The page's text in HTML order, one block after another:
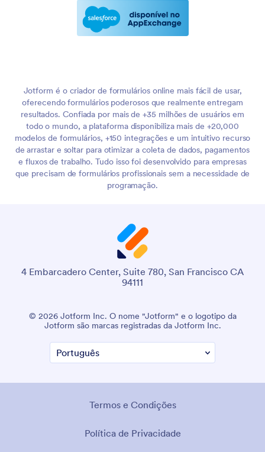
Jotform é o criador de formulários online mais fácil de usar,
oferecendo formulários poderosos que realmente entregam
resultados. Confiada por mais de +35 milhões de usuários em
todo o mundo, a plataforma disponibiliza mais de +20,000
modelos de formulários, +150 integrações e um intuitivo recurso
de arrastar e soltar para otimizar a coleta de dados, pagamentos
e fluxos de trabalho. Tudo isso foi desenvolvido para empresas
que precisam de formulários profissionais sem a necessidade de
programação.
4 Embarcadero Center, Suite 780, San Francisco CA
94111
© 2026 Jotform Inc. O nome "Jotform" e o logotipo da
Jotform são marcas registradas da Jotform Inc.
Termos e Condições
Política de Privacidade